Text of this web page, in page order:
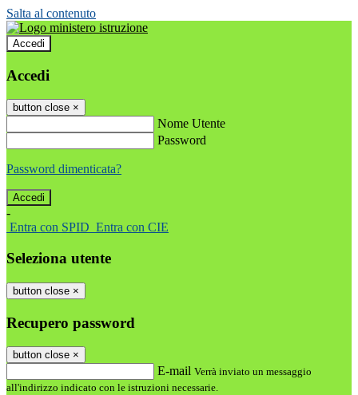
Salta al contenuto
Accedi
Accedi
button close ×
Nome Utente
Password
Password dimenticata?
-
Entra con SPID Entra con CIE
Seleziona utente
button close ×
Recupero password
button close ×
E-mail Verrà inviato un messaggio
all'indirizzo indicato con le istruzioni necessarie.